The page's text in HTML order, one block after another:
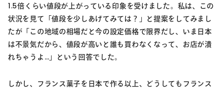
1.5倍くらい値段が上がっている印象を受けました。私は、この
状況を見て「値段を少しあげてみては？」と提案をしてみまし
たが「この地域の相場だと今の設定価格で限界だし、いま日本
は不景気だから、値段が高いと誰も買わなくなって、お店が潰
れちゃうよ…」という回答でした。
しかし、フランス菓子を日本で作る以上、どうしてもフランス